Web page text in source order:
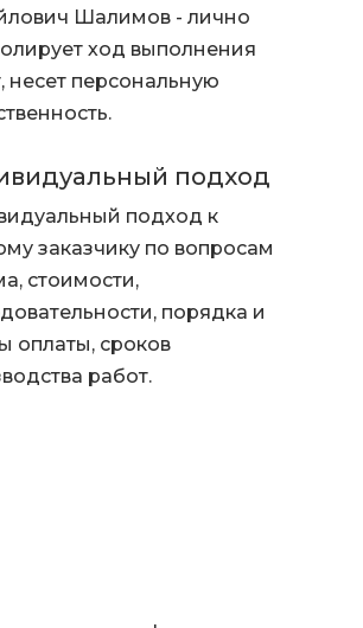
Шалимов - лично
ход выполнения
несет персональную
подход
подход к
заказчику по вопросам
стоимости,
порядка и
оплаты, сроков
работ.